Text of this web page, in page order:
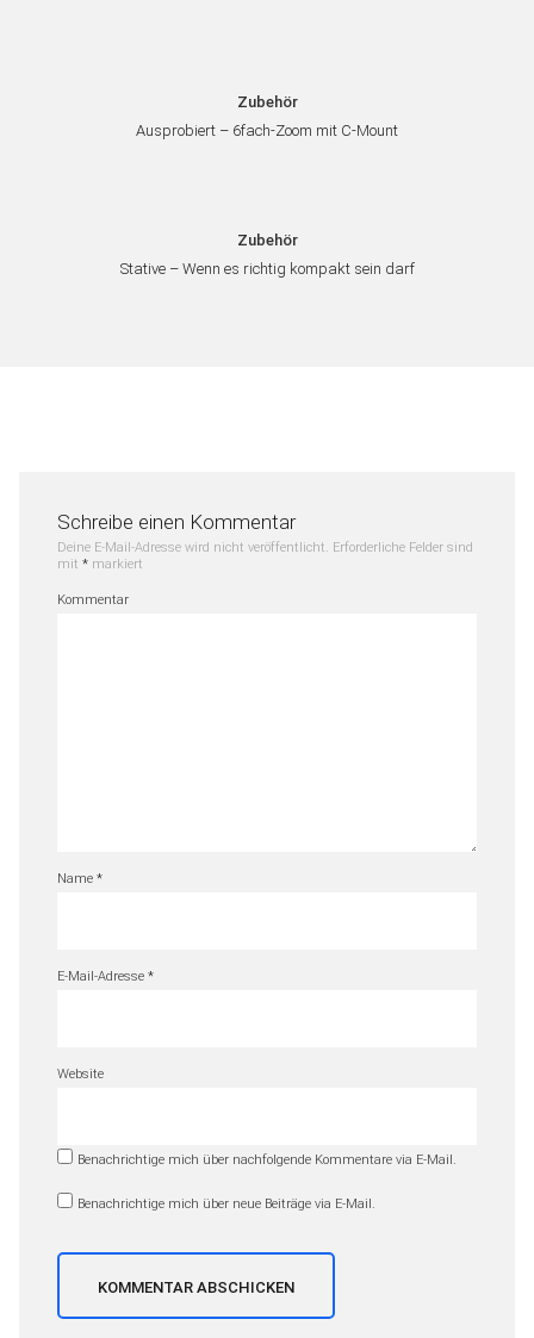
Zubehör
Ausprobiert – 6fach-Zoom mit C-Mount
Zubehör
Stative – Wenn es richtig kompakt sein darf
Schreibe einen Kommentar
Deine E-Mail-Adresse wird nicht veröffentlicht. Erforderliche Felder sind
mit * markiert
Kommentar
Name *
E-Mail-Adresse *
Website
Benachrichtige mich über nachfolgende Kommentare via E-Mail.
Benachrichtige mich über neue Beiträge via E-Mail.